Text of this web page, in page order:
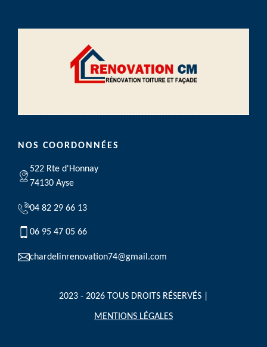
NOS COORDONNÉES
522 Rte d'Honnay
74130 Ayse
04 82 29 66 13
06 95 47 05 66
chardelinrenovation74@gmail.com
2023 - 2026 TOUS DROITS RÉSERVÉS |
MENTIONS LÉGALES